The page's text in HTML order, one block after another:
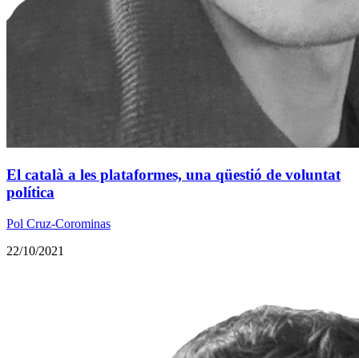
El català a les plataformes, una qüestió de voluntat
política
Pol Cruz-Corominas
22/10/2021